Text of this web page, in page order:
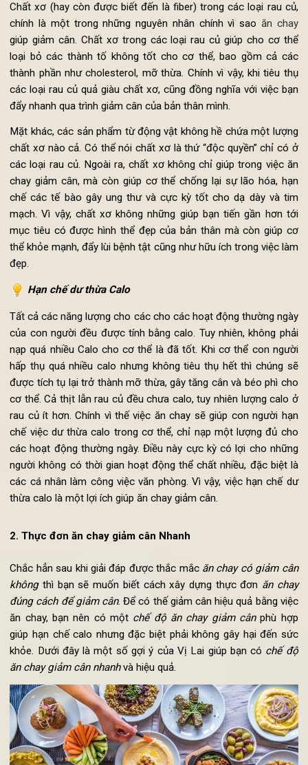
ăn chay còn giúp hạn chế các bệnh tim mạch, mỡ máu, xơ
động mạch, hạn chế tai biến.
Chất xơ – Bí mật sức khỏe của việc ăn chay giảm cân
Chất xơ (hay còn được biết đến là fiber) trong các loại rau
chính là một trong những nguyên nhân chính vì sao
ăn
giúp giảm cân. Chất xơ trong các loại rau củ giúp cho cơ
loại bỏ các thành tố không tốt cho cơ thể, bao gồm cả
thành phần như cholesterol, mỡ thừa. Chính vì vậy, khi tiêu
các loại rau củ quả giàu chất xơ, cũng đồng nghĩa với việc
đẩy nhanh qua trình giảm cân của bản thân mình.
Mặt khác, các sản phẩm từ động vật không hề chứa một
chất xơ nào cả. Có thể nói chất xơ là thứ “độc quyền” chỉ có
các loại rau củ. Ngoài ra, chất xơ không chỉ giúp trong việc
chay giảm cân, mà còn giúp cơ thể chống lại sự lão hóa,
chế các tế bào gây ung thư và cực kỳ tốt cho dạ dày và
mạch. Vì vậy, chất xơ không những giúp bạn tiến gần hơn
mục tiêu có được hình thể đẹp của bản thân mà còn giúp
thể khỏe mạnh, đẩy lùi bệnh tật cũng như hữu ích trong việc
đẹp.
Hạn chế dư thừa Calo
Tất cả các năng lượng cho các cho các hoạt động thường
của con người đều được tính bằng calo. Tuy nhiên, không
nạp quá nhiều Calo cho cơ thể là đã tốt. Khi cơ thể con
hấp thụ quá nhiều calo nhưng không tiêu thụ hết thì chúng
được tích tụ lại trở thành mỡ thừa, gây tăng cân và béo phì
cơ thể. Cả thịt lẫn rau củ đều chưa calo, tuy nhiên lượng calo
chế việc dư thừa calo trong cơ thể, chỉ nạp một lượng đủ
các hoạt động thường ngày. Điều này cực kỳ có lợi cho
người không có thời gian hoạt động thể chất nhiều, đặc biệt
các cá nhân làm công việc văn phòng. Vì vậy, việc hạn chế
thừa calo là một lợi ích giúp ăn chay giảm cân.
2. Thực đơn ăn chay giảm cân Nhanh
Chắc hẳn sau khi giải đáp được thắc mắc
khôngthì bạn sẽ muốn biết cách xây dựng thực đơnăn
đúng cách để giảm cân. Để có thế giảm cân hiệu quả bằng
ăn chay, bạn nên có mộtchế độ ăn chay giảm cânphù
giúp hạn chế calo nhưng đặc biệt phải không gây hại đến
khỏe. Dưới đây là một số gợi ý của Vị Lai giúp bạn cóchế